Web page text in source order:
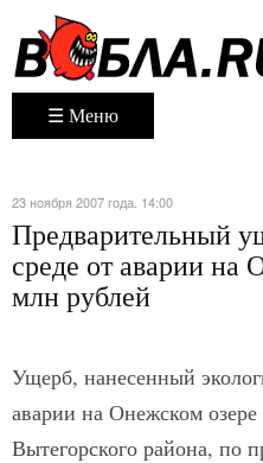
☰ Меню
23 ноября 2007 года. 14:00
Предварительный
среде от аварии на
млн рублей
Ущерб, нанесенный
аварии на Онежском
Вытегорского района, по